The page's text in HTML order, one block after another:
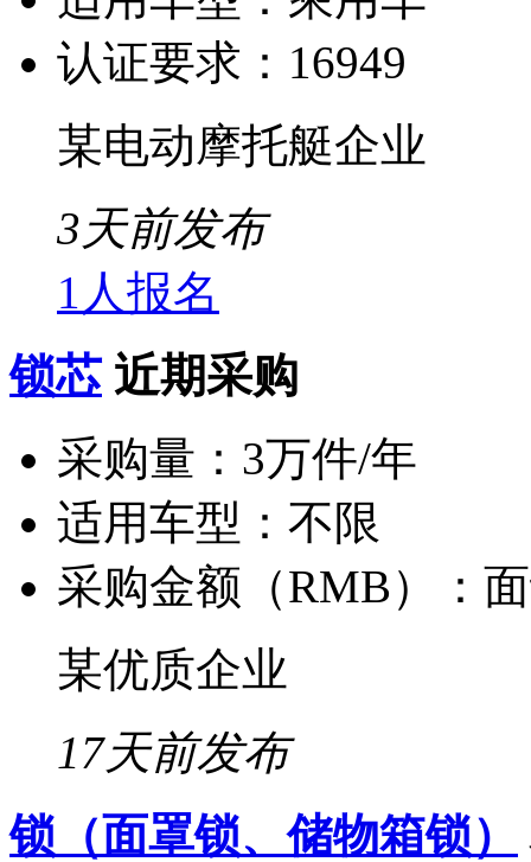
认证要求： 16949
某电动摩托艇企业
3天前发布
1人报名
锁芯 近期采购
采购量： 3万件/年
适用车型： 不限
采购金额（RMB）：
某优质企业
17天前发布
锁（面罩锁、储物箱锁）